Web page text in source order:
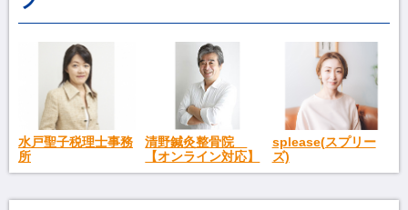
水戸聖子税理士事務
所
清野鍼灸整骨院
【オンライン対応】
splease(スプリー
ズ)